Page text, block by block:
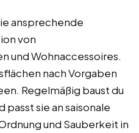
ansprechende
von
und Wohnaccessoires.
nach Vorgaben
Regelmäßig baust du
passt sie an saisonale
und Sauberkeit in